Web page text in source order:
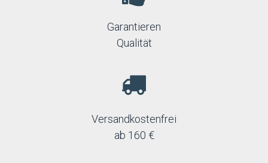
Garantieren
Qualität
Versandkostenfrei
ab 160 €